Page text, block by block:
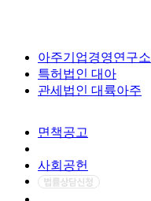
아주기업경영연구소
특허법인 대아
관세법인 대륙아주
면책공고
사회공헌